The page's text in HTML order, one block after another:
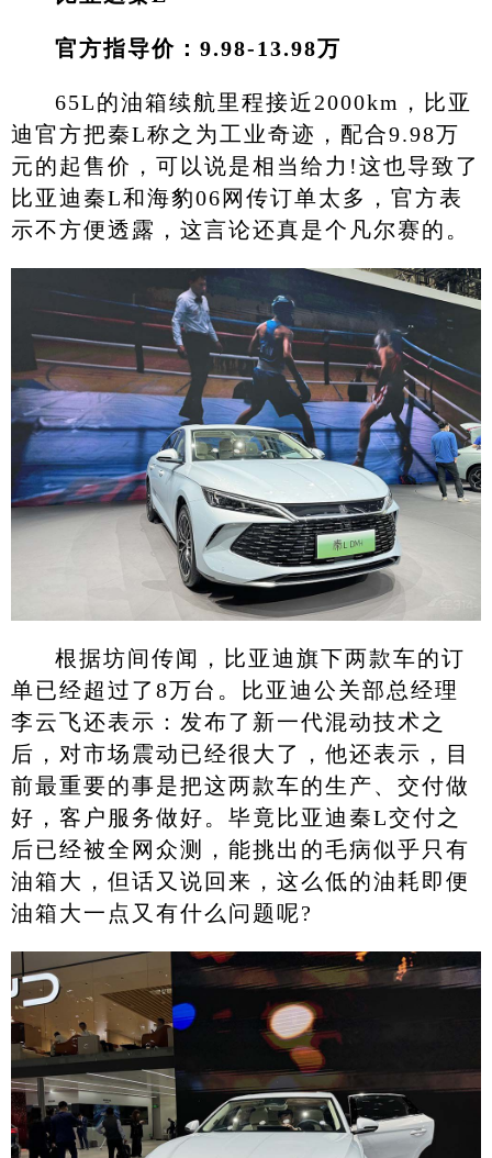
官方指导价：9.98-13.98万
65L的油箱续航里程接近2000km，比亚
迪官方把秦L称之为工业奇迹，配合9.98万
元的起售价，可以说是相当给力!这也导致了
比亚迪秦L和海豹06网传订单太多，官方表
示不方便透露，这言论还真是个凡尔赛的。
根据坊间传闻，比亚迪旗下两款车的订
单已经超过了8万台。比亚迪公关部总经理
李云飞还表示：发布了新一代混动技术之
后，对市场震动已经很大了，他还表示，目
前最重要的事是把这两款车的生产、交付做
好，客户服务做好。毕竟比亚迪秦L交付之
后已经被全网众测，能挑出的毛病似乎只有
油箱大，但话又说回来，这么低的油耗即便
油箱大一点又有什么问题呢?